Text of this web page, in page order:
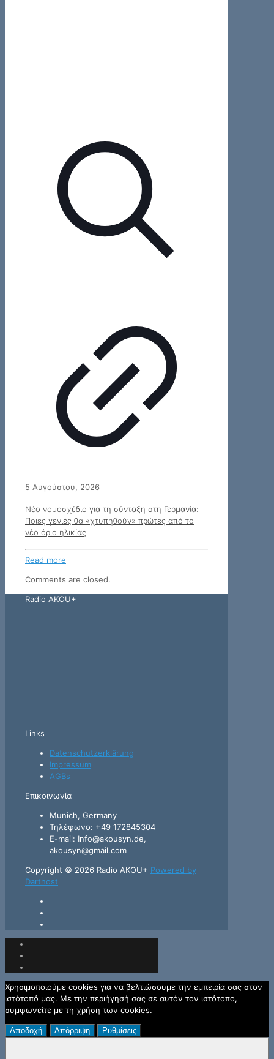
5 Αυγούστου, 2026
Νέο νομοσχέδιο για τη σύνταξη στη Γερμανία:
Ποιες γενιές θα «χτυπηθούν» πρώτες από το
νέο όριο ηλικίας
Read more
Comments are closed.
Radio AKOU+
Links
Datenschutzerklärung
Impressum
AGBs
Επικοινωνία
Munich, Germany
Τηλέφωνο: +49 172845304
E-mail: Info@akousyn.de,
akousyn@gmail.com
Copyright © 2026 Radio AKOU+ Powered by
Darthost
Χρησιμοποιούμε cookies για να βελτιώσουμε την εμπειρία σας στον
ιστότοπό μας. Με την περιήγησή σας σε αυτόν τον ιστότοπο,
συμφωνείτε με τη χρήση των cookies.
Αποδοχή Απόρριψη Ρυθμίσεις